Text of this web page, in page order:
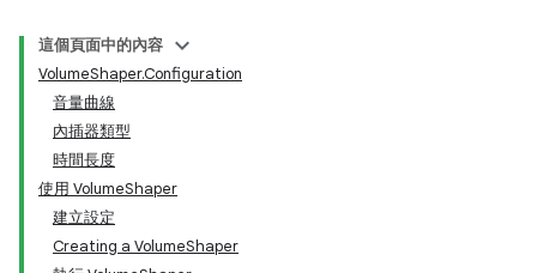
這個頁面中的內容
VolumeShaper.Configuration
音量曲線
內插器類型
時間長度
使用 VolumeShaper
建立設定
Creating a VolumeShaper